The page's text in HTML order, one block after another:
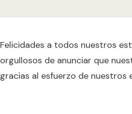
Felicidades a todos nuestros
orgullosos de anunciar que
gracias al esfuerzo de nuestros